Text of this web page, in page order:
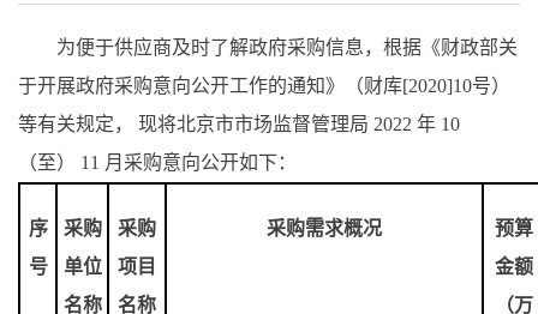
为便于供应商及时了解政府采购信息，根据《财政部关
于开展政府采购意向公开工作的通知》（财库[2020]10号）
等有关规定， 现将北京市市场监督管理局 2022 年 10
（至） 11 月采购意向公开如下：
序
号
采购
单位
名称
采购
项目
名称
采购需求概况
预算
金额
（万